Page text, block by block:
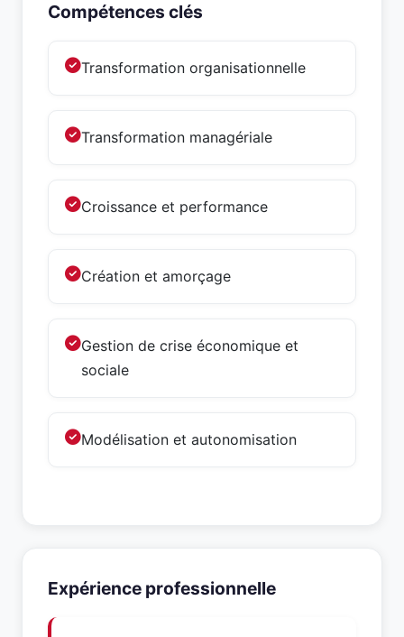
Compétences clés
Transformation organisationnelle
Transformation managériale
Croissance et performance
Création et amorçage
Gestion de crise économique et
sociale
Modélisation et autonomisation
Expérience professionnelle